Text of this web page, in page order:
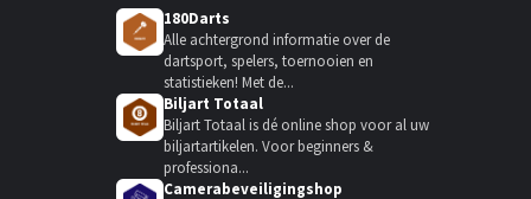
180Darts
Alle achtergrond informatie over de
dartsport, spelers, toernooien en
statistieken! Met de...
Biljart Totaal
Biljart Totaal is dé online shop voor al uw
biljartartikelen. Voor beginners &
professiona...
Camerabeveiligingshop